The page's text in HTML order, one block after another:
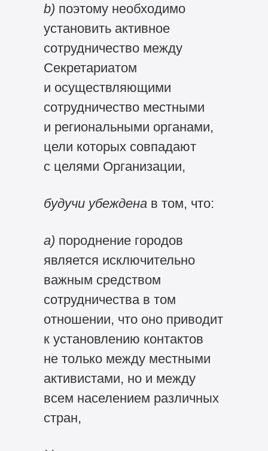
b) поэтому необходимо
установить активное
сотрудничество между
Секретариатом
и осуществляющими
сотрудничество местными
и региональными органами,
цели которых совпадают
с целями Организации,
будучи убежденав том, что:
а) породнение городов
является исключительно
важным средством
сотрудничества в том
отношении, что оно приводит
к установлению контактов
не только между местными
активистами, но и между
всем населением различных
стран,